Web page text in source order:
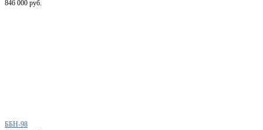
846 000 руб.
ББН-98